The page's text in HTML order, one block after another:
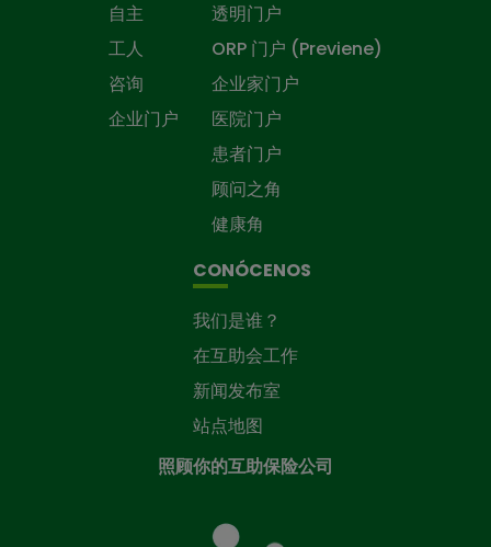
自主
工人
咨询
企业门户
透明门户
ORP 门户 (Previene)
企业家门户
医院门户
患者门户
顾问之角
健康角
CONÓCENOS
我们是谁？
在互助会工作
新闻发布室
站点地图
照顾你的互助保险公司